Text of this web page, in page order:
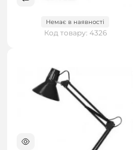
Немає в наявності
Код товару: 4326